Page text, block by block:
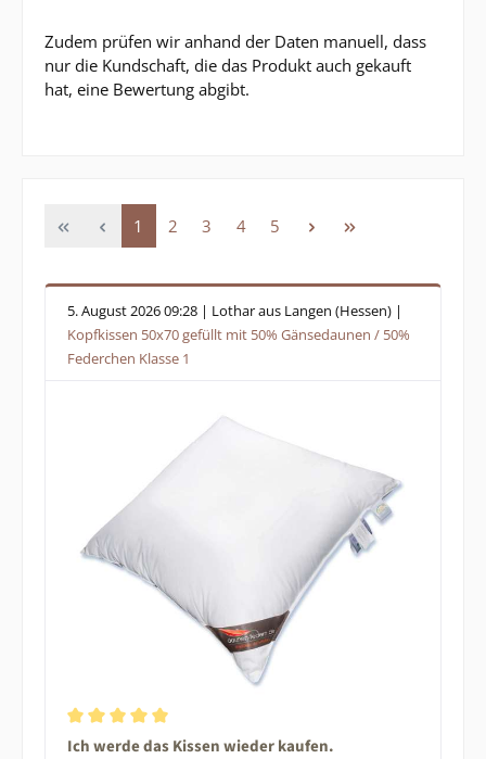
Zudem prüfen wir anhand der Daten manuell, dass
nur die Kundschaft, die das Produkt auch gekauft
hat, eine Bewertung abgibt.
Seite
1 Seite
2 Seite
3 Seite
4 Seite
5
5. August 2026 09:28 | Lothar aus Langen (Hessen) |
Kopfkissen 50x70 gefüllt mit 50% Gänsedaunen / 50%
Federchen Klasse 1
Durchschnittliche Bewertung von 5 von 5 Sternen
Ich werde das Kissen wieder kaufen.